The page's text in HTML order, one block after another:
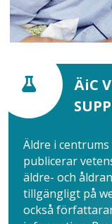
ÄiC
Äldre i
publicerar
äldre- och
tillgängligt på
också